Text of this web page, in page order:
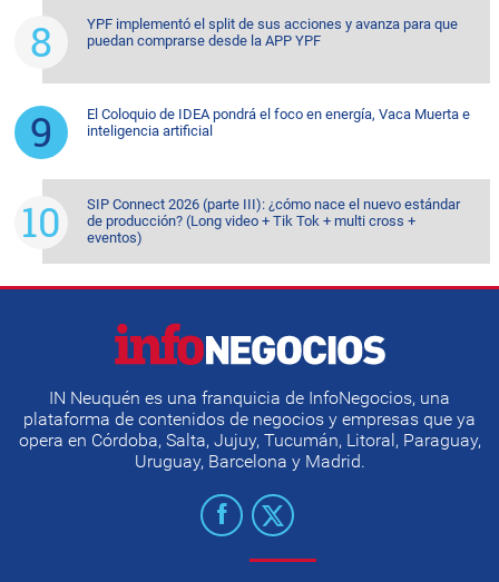
YPF implementó el split de sus acciones y avanza para que
puedan comprarse desde la APP YPF
El Coloquio de IDEA pondrá el foco en energía, Vaca Muerta e
inteligencia artificial
SIP Connect 2026 (parte III): ¿cómo nace el nuevo estándar
de producción? (Long video + Tik Tok + multi cross +
eventos)
IN Neuquén es una franquicia de InfoNegocios, una
plataforma de contenidos de negocios y empresas que ya
opera en Córdoba, Salta, Jujuy, Tucumán, Litoral, Paraguay,
Uruguay, Barcelona y Madrid.